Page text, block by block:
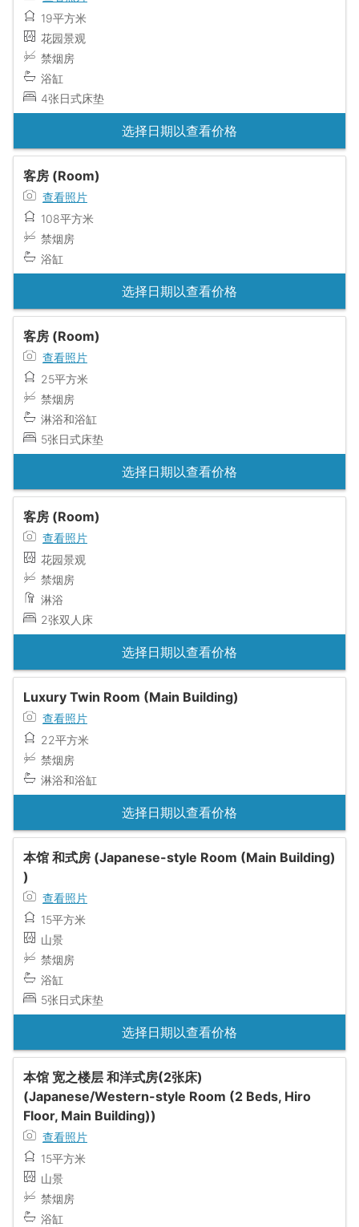
19平方米
花园景观
禁烟房
浴缸
4张日式床垫
选择日期以查看价格
客房 (Room)
查看照片
108平方米
禁烟房
浴缸
选择日期以查看价格
客房 (Room)
查看照片
25平方米
禁烟房
淋浴和浴缸
5张日式床垫
选择日期以查看价格
客房 (Room)
查看照片
花园景观
禁烟房
淋浴
2张双人床
选择日期以查看价格
Luxury Twin Room (Main Building)
查看照片
22平方米
禁烟房
淋浴和浴缸
选择日期以查看价格
本馆 和式房 (Japanese-style Room (Main Building)
)
查看照片
15平方米
山景
禁烟房
浴缸
5张日式床垫
选择日期以查看价格
本馆 宽之楼层 和洋式房(2张床)
(Japanese/Western-style Room (2 Beds, Hiro
Floor, Main Building))
查看照片
15平方米
山景
禁烟房
浴缸